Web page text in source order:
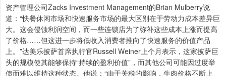
资产管理公司Zacks Investment Management的Brian Mulberry说
道：“快餐休闲市场和快速服务市场的最大区别在于劳动力成本差异巨
大。这会侵蚀利润空间，而一些连锁店为了弥补这些成本上涨而提高
了价格……但这进一步将低收入消费者推向了快速服务的价值产品
上。”达美乐披萨首席执行官Russell Weiner上个月表示，这家披萨巨
头的规模使其能够保持“持续的盈利价值”，而其他公司可能因过度举
债而难以维持这种状态。他说：“由于关税的影响，牛肉价格不断上